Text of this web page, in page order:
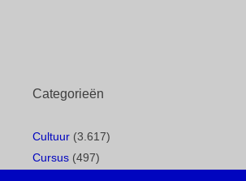
Categorieën
Cultuur (3.617)
Cursus (497)